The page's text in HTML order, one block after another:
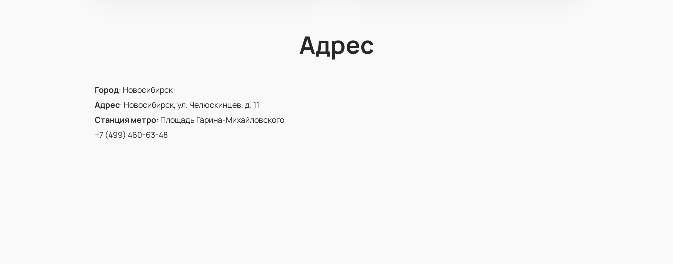
Адрес
Город: Новосибирск
Адрес: Новосибирск, ул. Челюскинцев, д. 11
Станция метро: Площадь Гарина-Михайловского
+7 (499) 460-63-48